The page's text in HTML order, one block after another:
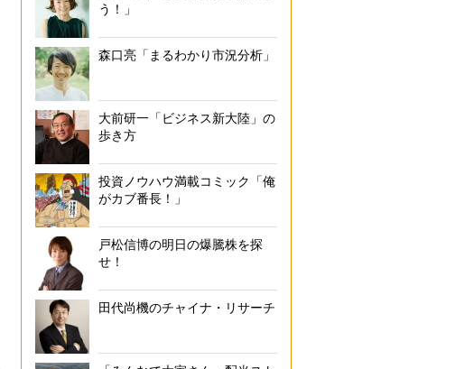
う！」
森口亮「まるわかり市況分析」
大前研一「ビジネス新大陸」の
歩き方
投資ノウハウ満載コミック「俺
がカブ番長！」
戸松信博の明日の爆騰株を探
せ！
田代尚機のチャイナ・リサーチ